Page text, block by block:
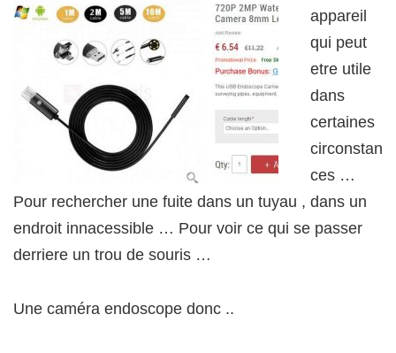
appareil
qui peut
etre utile
dans
certaines
circonstan
ces …
Pour rechercher une fuite dans un tuyau , dans un
endroit innacessible … Pour voir ce qui se passer
derriere un trou de souris …
Une caméra endoscope donc ..